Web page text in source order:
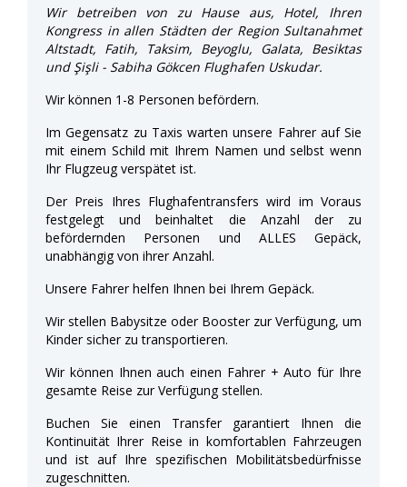
Wir betreiben von zu Hause aus, Hotel, Ihren
Kongress in allen Städten der Region Sultanahmet
Altstadt, Fatih, Taksim, Beyoglu, Galata, Besiktas
und Şişli - Sabiha Gökcen Flughafen Uskudar.
Wir können 1-8 Personen befördern.
Im Gegensatz zu Taxis warten unsere Fahrer auf Sie
mit einem Schild mit Ihrem Namen und selbst wenn
Ihr Flugzeug verspätet ist.
Der Preis Ihres Flughafentransfers wird im Voraus
festgelegt und beinhaltet die Anzahl der zu
befördernden Personen und ALLES Gepäck,
unabhängig von ihrer Anzahl.
Unsere Fahrer helfen Ihnen bei Ihrem Gepäck.
Wir stellen Babysitze oder Booster zur Verfügung, um
Kinder sicher zu transportieren.
Wir können Ihnen auch einen Fahrer + Auto für Ihre
gesamte Reise zur Verfügung stellen.
Buchen Sie einen Transfer garantiert Ihnen die
Kontinuität Ihrer Reise in komfortablen Fahrzeugen
und ist auf Ihre spezifischen Mobilitätsbedürfnisse
zugeschnitten.